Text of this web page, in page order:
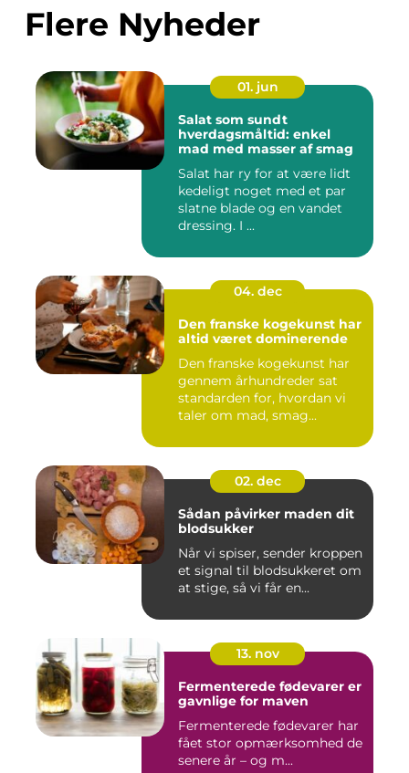
Flere Nyheder
01. jun
Salat som sundt
hverdagsmåltid: enkel
mad med masser af smag
Salat har ry for at være lidt
kedeligt noget med et par
slatne blade og en vandet
dressing. I ...
04. dec
Den franske kogekunst har
altid været dominerende
Den franske kogekunst har
gennem århundreder sat
standarden for, hvordan vi
taler om mad, smag...
02. dec
Sådan påvirker maden dit
blodsukker
Når vi spiser, sender kroppen
et signal til blodsukkeret om
at stige, så vi får en...
13. nov
Fermenterede fødevarer er
gavnlige for maven
Fermenterede fødevarer har
fået stor opmærksomhed de
senere år – og m...